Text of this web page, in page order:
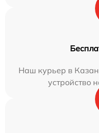
Наш курьер в
устройство